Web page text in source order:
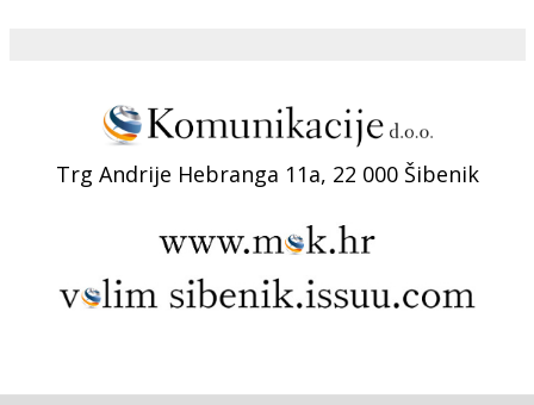
Trg Andrije Hebranga 11a, 22 000 Šibenik